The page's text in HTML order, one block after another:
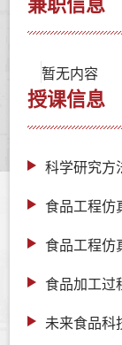
兼职信息
暂无内容
授课信息
科学研究方
食品工程仿
食品工程仿
食品加工过
未来食品科